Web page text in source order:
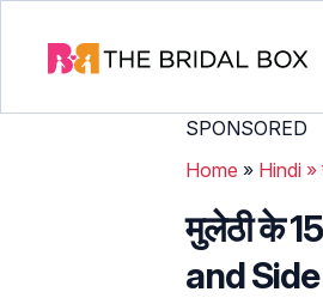
SPONSORED
Home » Hindi »
मुलेठी के
and